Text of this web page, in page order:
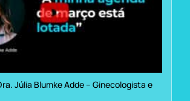
Júlia Blumke Adde – Ginecologista e